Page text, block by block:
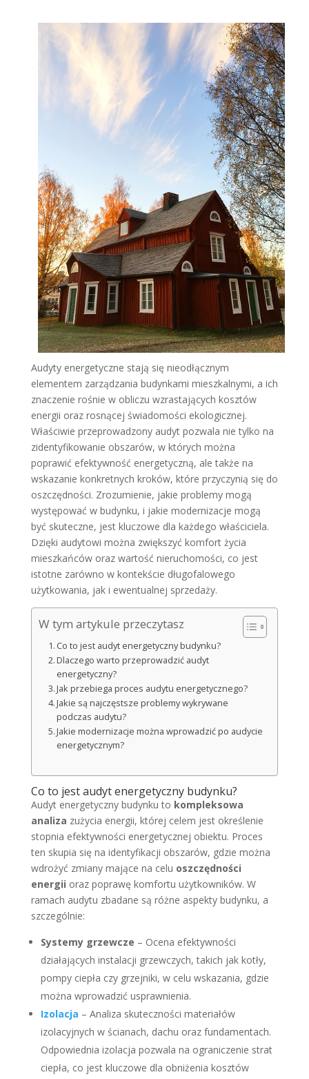
Audyty energetyczne stają się nieodłącznym
elementem zarządzania budynkami mieszkalnymi, a ich
znaczenie rośnie w obliczu wzrastających kosztów
energii oraz rosnącej świadomości ekologicznej.
Właściwie przeprowadzony audyt pozwala nie tylko na
zidentyfikowanie obszarów, w których można
poprawić efektywność energetyczną, ale także na
wskazanie konkretnych kroków, które przyczynią się do
oszczędności. Zrozumienie, jakie problemy mogą
występować w budynku, i jakie modernizacje mogą
być skuteczne, jest kluczowe dla każdego właściciela.
Dzięki audytowi można zwiększyć komfort życia
mieszkańców oraz wartość nieruchomości, co jest
istotne zarówno w kontekście długofalowego
użytkowania, jak i ewentualnej sprzedaży.
W tym artykule przeczytasz
Co to jest audyt energetyczny budynku?
Dlaczego warto przeprowadzić audyt
energetyczny?
Jak przebiega proces audytu energetycznego?
Jakie są najczęstsze problemy wykrywane
podczas audytu?
Jakie modernizacje można wprowadzić po audycie
energetycznym?
Co to jest audyt energetyczny budynku?
Audyt energetyczny budynku to kompleksowa
analiza zużycia energii, której celem jest określenie
stopnia efektywności energetycznej obiektu. Proces
ten skupia się na identyfikacji obszarów, gdzie można
wdrożyć zmiany mające na celu oszczędności
energii oraz poprawę komfortu użytkowników. W
ramach audytu zbadane są różne aspekty budynku, a
szczególnie:
Systemy grzewcze – Ocena efektywności
działających instalacji grzewczych, takich jak kotły,
pompy ciepła czy grzejniki, w celu wskazania, gdzie
można wprowadzić usprawnienia.
Izolacja – Analiza skuteczności materiałów
izolacyjnych w ścianach, dachu oraz fundamentach.
Odpowiednia izolacja pozwala na ograniczenie strat
ciepła, co jest kluczowe dla obniżenia kosztów